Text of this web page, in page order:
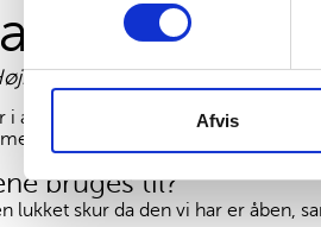
Afvis
alder fra 70 til 88 år og spiller 2
bruges til?
lukket skur da den vi har er åben,